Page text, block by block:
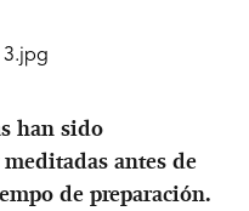
han sido
antes de
de preparación.